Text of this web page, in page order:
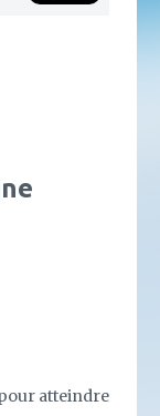
atteindre